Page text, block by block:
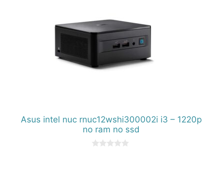
Asus intel nuc rnuc12wshi300002i i3 – 1220p
no ram no ssd